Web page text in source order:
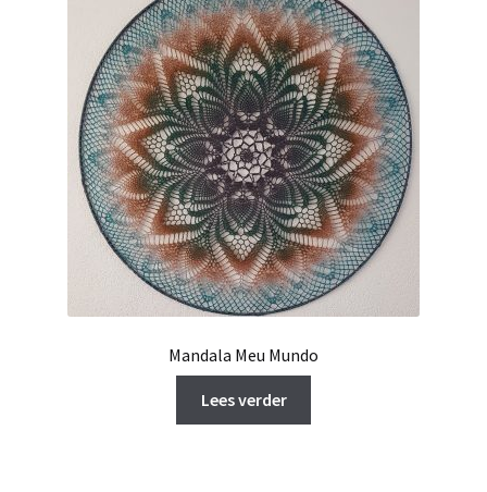
Mandala Meu Mundo
Lees verder